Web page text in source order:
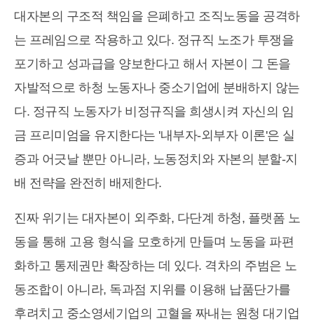
대자본의 구조적 책임을 은폐하고 조직노동을 공격하
는 프레임으로 작용하고 있다. 정규직 노조가 투쟁을
포기하고 성과급을 양보한다고 해서 자본이 그 돈을
자발적으로 하청 노동자나 중소기업에 분배하지 않는
다. 정규직 노동자가 비정규직을 희생시켜 자신의 임
금 프리미엄을 유지한다는 '내부자-외부자 이론'은 실
증과 어긋날 뿐만 아니라, 노동정치와 자본의 분할-지
배 전략을 완전히 배제한다.
진짜 위기는 대자본이 외주화, 다단계 하청, 플랫폼 노
동을 통해 고용 형식을 모호하게 만들며 노동을 파편
화하고 통제권만 확장하는 데 있다. 격차의 주범은 노
동조합이 아니라, 독과점 지위를 이용해 납품단가를
후려치고 중소영세기업의 고혈을 짜내는 원청 대기업